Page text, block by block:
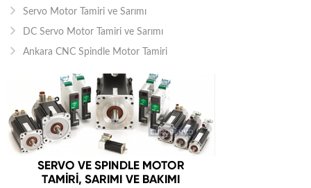
Servo Motor Tamiri ve Sarımı
DC Servo Motor Tamiri ve Sarımı
Ankara CNC Spindle Motor Tamiri